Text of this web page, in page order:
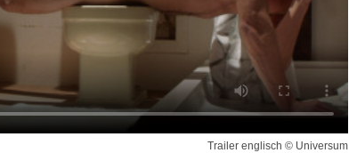
Trailer englisch © Universum